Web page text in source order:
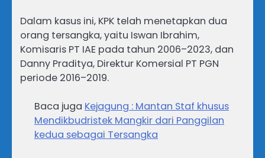
Dalam kasus ini, KPK telah menetapkan dua
orang tersangka, yaitu Iswan Ibrahim,
Komisaris PT IAE pada tahun 2006–2023, dan
Danny Praditya, Direktur Komersial PT PGN
periode 2016–2019.
Baca juga Kejagung : Mantan Staf khusus
Mendikbudristek Mangkir dari Panggilan
kedua sebagai Tersangka